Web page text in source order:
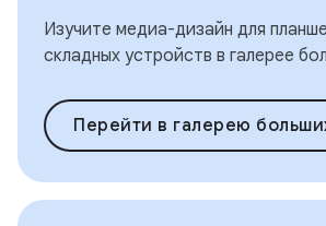
Изучите медиа-дизайн для
складных устройств в галерее
Перейти в галерею